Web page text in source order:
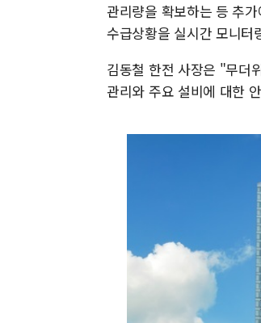
관리량을 확보하는 등 추
수급상황을 실시간 모니터
김동철 한전 사장은 "무더
관리와 주요 설비에 대한